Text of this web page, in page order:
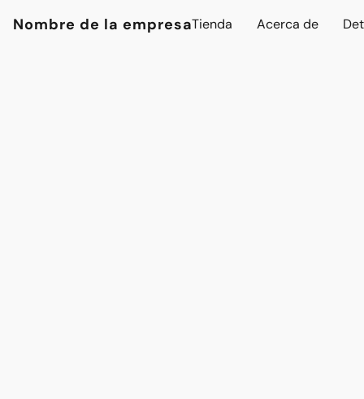
Nombre de la empresaTienda Acerca de